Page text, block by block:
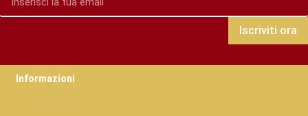
Iscriviti ora
Informazioni